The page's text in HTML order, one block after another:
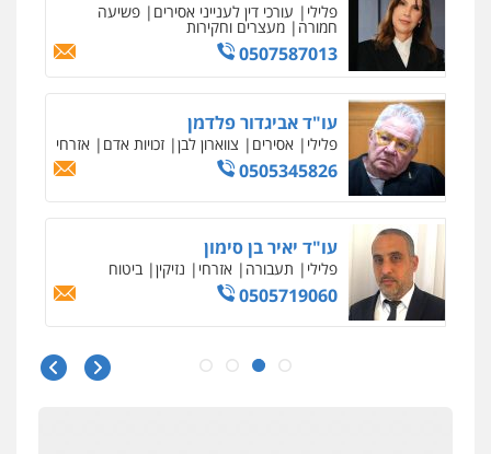
פלילי פשיעה חמורה סמים מעצרים
וחקירות
0544723840
עו"ד ראוף נג'אר
פלילי עורכי דין לענייני אסירים מעצרים
סמים רכוש
0548009246
עו"ד אלון ארז
פלילי צבאי סמים אלימות במשפחה
לבן
0507368203
שחר לדובסקי, עו"ד
עבירות המתה עורכי